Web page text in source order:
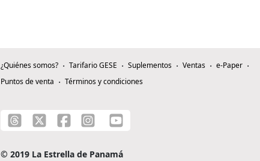
¿Quiénes somos? Tarifario GESE Suplementos Ventas
e-Paper
Puntos de venta
Términos y condiciones
© 2019 La Estrella de Panamá